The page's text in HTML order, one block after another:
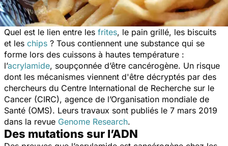
Quel est le lien entre les frites, le pain grillé, les biscuits
et les chips ? Tous contiennent une substance qui se
forme lors des cuissons à hautes température :
l’acrylamide, soupçonnée d’être cancérogène. Un risque
dont les mécanismes viennent d'être décryptés par des
chercheurs du Centre International de Recherche sur le
Cancer (CIRC), agence de l’Organisation mondiale de
Santé (OMS). Leurs travaux sont publiés le 7 mars 2019
dans la revue Genome Research.
Des mutations sur l’ADN